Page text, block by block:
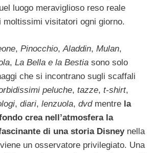
luogo meraviglioso reso reale
moltissimi visitatori ogni giorno.
, Pinocchio, Aladdin, Mulan,
, La Bella e la Bestia sono solo
che si incontrano sugli scaffali
peluche, tazze, t-shirt,
, diari, lenzuola, dvdmentre la
crea nell’atmosfera la
di una storia Disney nella
un osservatore privilegiato. Una